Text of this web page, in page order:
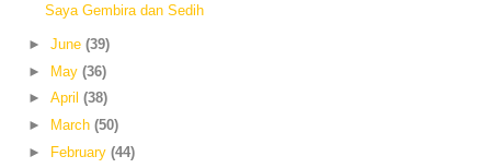
Saya Gembira dan Sedih
► June (39)
► May (36)
► April (38)
►
March (50)
►
February (44)